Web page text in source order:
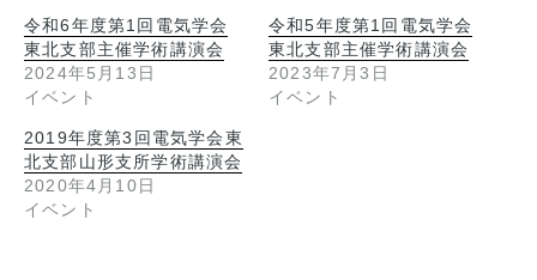
令和6年度第1回電気学会
東北支部主催学術講演会
2024年5月13日
イベント
令和5年度第1回電気学会
東北支部主催学術講演会
2023年7月3日
イベント
2019年度第3回電気学会東
北支部山形支所学術講演会
2020年4月10日
イベント